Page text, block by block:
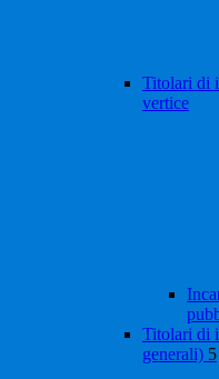
Titolari di
vertice
Titolari di
generali) 5